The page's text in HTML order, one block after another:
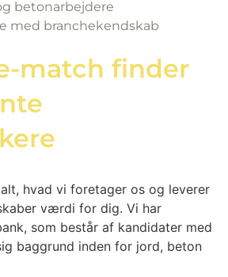
betonarbejdere
med branchekendskab
match finder
hvad vi foretager os og leverer
værdi for dig. Vi har
som består af kandidater med
baggrund inden for jord, beton